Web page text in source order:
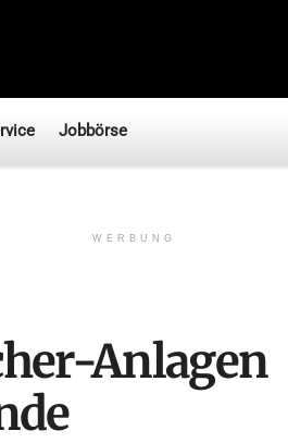
Jobbörse
WERBUNG
Anlagen